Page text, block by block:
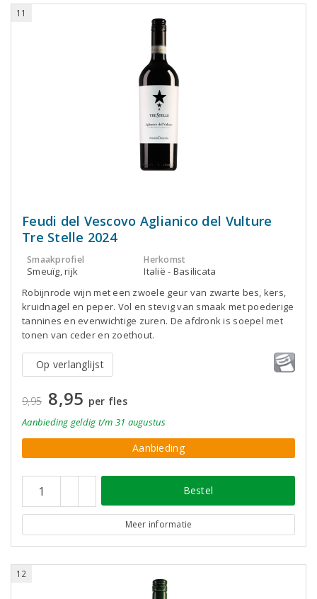
11
Feudi del Vescovo Aglianico del Vulture
Tre Stelle 2024
Smaakprofiel
Smeuïg, rijk
Herkomst
Italië - Basilicata
Robijnrode wijn met een zwoele geur van zwarte bes, kers,
kruidnagel en peper. Vol en stevig van smaak met poederige
tannines en evenwichtige zuren. De afdronk is soepel met
tonen van ceder en zoethout.
Op verlanglijst
9,95 8,95 per fles
Aanbieding geldig t/m 31 augustus
Aanbieding
Bestel
Meer informatie
12